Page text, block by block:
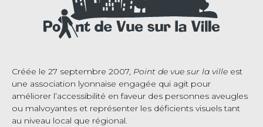
Créée le 27 septembre 2007, Point de vue sur la ville est
une association lyonnaise engagée qui agit pour
améliorer l’accessibilité en faveur des personnes aveugles
ou malvoyantes et représenter les déficients visuels tant
au niveau local que régional.